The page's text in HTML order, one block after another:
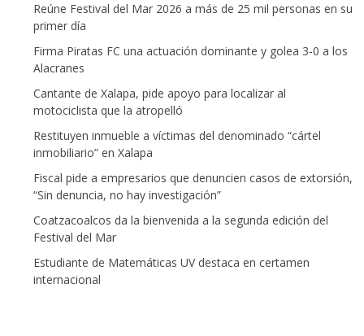
Reúne Festival del Mar 2026 a más de 25 mil personas en su
primer día
Firma Piratas FC una actuación dominante y golea 3-0 a los
Alacranes
Cantante de Xalapa, pide apoyo para localizar al
motociclista que la atropelló
Restituyen inmueble a víctimas del denominado “cártel
inmobiliario” en Xalapa
Fiscal pide a empresarios que denuncien casos de extorsión,
“Sin denuncia, no hay investigación”
Coatzacoalcos da la bienvenida a la segunda edición del
Festival del Mar
Estudiante de Matemáticas UV destaca en certamen
internacional